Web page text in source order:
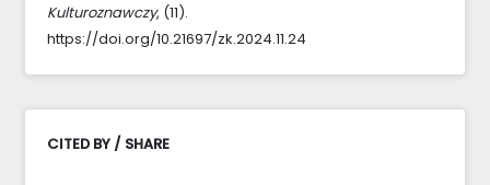
Kulturoznawczy, (11).
https://doi.org/10.21697/zk.2024.11.24
CITED BY / SHARE